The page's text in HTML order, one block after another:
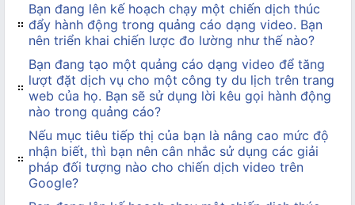
Bạn đang lên kế hoạch chạy một chiến dịch thúc
đẩy hành động trong quảng cáo dạng video. Bạn
nên triển khai chiến lược đo lường như thế nào?
Bạn đang tạo một quảng cáo dạng video để tăng
lượt đặt dịch vụ cho một công ty du lịch trên trang
web của họ. Bạn sẽ sử dụng lời kêu gọi hành động
nào trong quảng cáo?
Nếu mục tiêu tiếp thị của bạn là nâng cao mức độ
nhận biết, thì bạn nên cân nhắc sử dụng các giải
pháp đối tượng nào cho chiến dịch video trên
Google?